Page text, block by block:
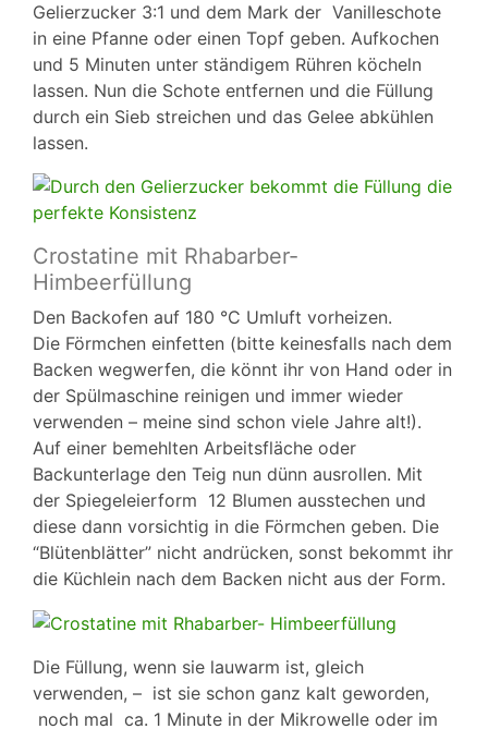
Gelierzucker 3:1 und dem Mark der Vanilleschote
in eine Pfanne oder einen Topf geben. Aufkochen
und 5 Minuten unter ständigem Rühren köcheln
lassen. Nun die Schote entfernen und die Füllung
durch ein Sieb streichen und das Gelee abkühlen
lassen.
Crostatine mit Rhabarber-
Himbeerfüllung
Den Backofen auf 180 °C Umluft vorheizen.
Die Förmchen einfetten (bitte keinesfalls nach dem
Backen wegwerfen, die könnt ihr von Hand oder in
der Spülmaschine reinigen und immer wieder
verwenden – meine sind schon viele Jahre alt!).
Auf einer bemehlten Arbeitsfläche oder
Backunterlage den Teig nun dünn ausrollen. Mit
der Spiegeleierform 12 Blumen ausstechen und
diese dann vorsichtig in die Förmchen geben. Die
“Blütenblätter” nicht andrücken, sonst bekommt ihr
die Küchlein nach dem Backen nicht aus der Form.
Die Füllung, wenn sie lauwarm ist, gleich
verwenden, – ist sie schon ganz kalt geworden,
noch mal ca. 1 Minute in der Mikrowelle oder im